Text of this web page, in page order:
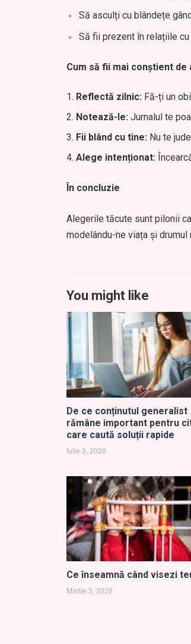
Să asculți cu blândețe
Să fii prezent în relațiile cu
Cum să fii mai conștient
Reflectă zilnic: Fă-ți un
Notează-le: Jurnalul te
Fii blând cu tine: Nu te
Alege intenționat:
În concluzie
Alegerile tăcute sunt pilonii
modelându-ne viața și
You might like
De ce conținutul generalist
rămâne important pentru
care caută soluții rapide
Iulie 3, 2026
Ce înseamnă când visezi
Martie 5, 2026